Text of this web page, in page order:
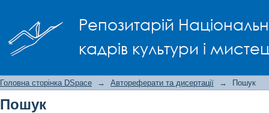
Репозитарій
кадрів культури і
Головна сторінка DSpace → Автореферати та дисертації → Пошук
Пошук